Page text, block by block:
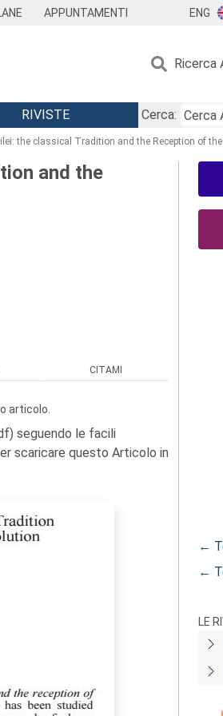
APPUNTAMENTI ENG
Ricerca
RIVISTE
Cerca:
the classical Tradition and the Reception of
and the
CITAMI
articolo.
seguendo le facili
scaricare questo Articolo in
←
←
LE